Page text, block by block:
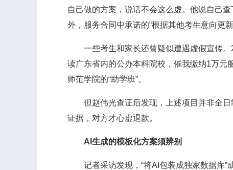
自己做的方案，说话不会这么虚。他说自己
外，服务合同中承诺的“根据其他考生意向更
一些考生和家长还曾疑似遭遇虚假宣传。
读广东省内的公办本科院校，催我缴纳1万元
师范学院的“助学班”。
但赵伟光查证后发现，上述项目并非全日
证据，对方才心虚退款。
AI生成的模板化方案须辨别
记者采访发现，“将AI包装成独家数据库”